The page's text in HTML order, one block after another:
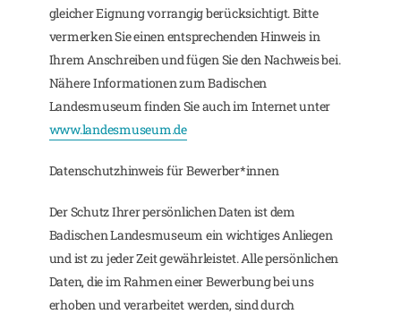
gleicher Eignung vorrangig berücksichtigt. Bitte
vermerken Sie einen entsprechenden Hinweis in
Ihrem Anschreiben und fügen Sie den Nachweis bei.
Nähere Informationen zum Badischen
Landesmuseum finden Sie auch im Internet unter
www.landesmuseum.de
Datenschutzhinweis für Bewerber*innen
Der Schutz Ihrer persönlichen Daten ist dem
Badischen Landesmuseum ein wichtiges Anliegen
und ist zu jeder Zeit gewährleistet. Alle persönlichen
Daten, die im Rahmen einer Bewerbung bei uns
erhoben und verarbeitet werden, sind durch